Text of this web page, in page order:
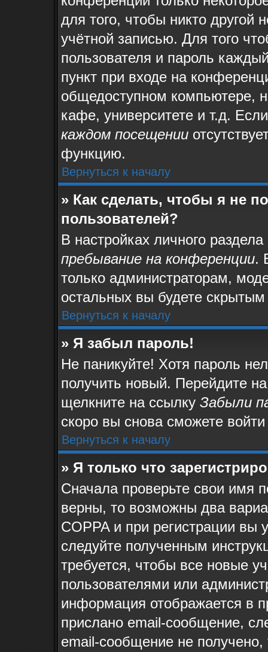
для того, чтобы никто другой
учётной записью. Для того
пользователя и пароль
пункт при входе на
общедоступном компьютере,
кафе, университете и т.д.
каждом посещении
функцию.
Вернуться к началу
» Как сделать, чтобы я не
пользователей?
В настройках личного
пребывание на конференции.
только администраторам,
остальных вы будете
Вернуться к началу
» Я забыл пароль!
Не паникуйте! Хотя пароль
получить новый. Перейдите
щелкните на ссылку Забыли
скоро вы снова сможете
Вернуться к началу
» Я только что
Сначала проверьте свои имя
верны, то возможны два
COPPA и при регистрации вы
следуйте полученным
требуется, чтобы все новые
пользователями или
информация отображается в
прислано email-сообщение,
email-сообщение не